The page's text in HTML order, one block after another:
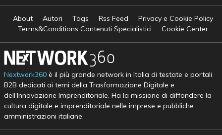
About Autori Tags Rss Feed
Privacy e Cookie Policy
Terms&Conditions Contenuti Specialistici
Cookie Center
Nextwork360è il più grande network in Italia di testate e portali
B2B dedicati ai temi della Trasformazione Digitale e
dell’Innovazione Imprenditoriale. Ha la missione di diffondere la
cultura digitale e imprenditoriale nelle imprese e pubbliche
amministrazioni italiane.